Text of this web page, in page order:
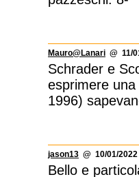
Mauro@Lanari @ 11/
Schrader e
esprimere
1996)
jason13 @ 10/01/
Bello e